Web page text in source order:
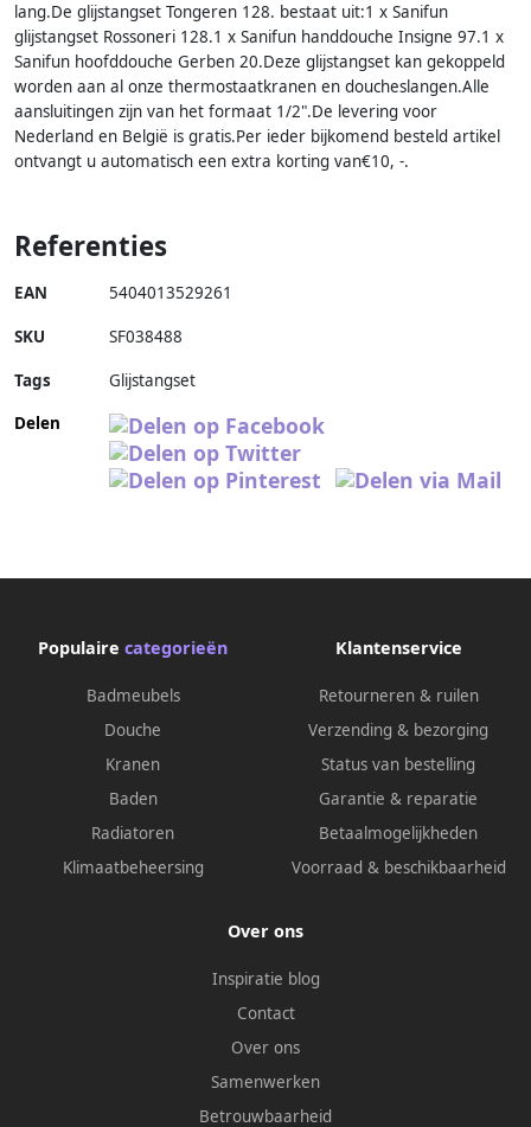
lang.De glijstangset Tongeren 128. bestaat uit:1 x Sanifun
glijstangset Rossoneri 128.1 x Sanifun handdouche Insigne 97.1 x
Sanifun hoofddouche Gerben 20.Deze glijstangset kan gekoppeld
worden aan al onze thermostaatkranen en doucheslangen.Alle
aansluitingen zijn van het formaat 1/2".De levering voor
Nederland en België is gratis.Per ieder bijkomend besteld artikel
ontvangt u automatisch een extra korting van€10, -.
Referenties
EAN 5404013529261
SKU SF038488
Tags
Glijstangset
Delen
Populaire categorieën
Badmeubels
Douche
Kranen
Baden
Radiatoren
Klimaatbeheersing
Klantenservice
Retourneren & ruilen
Verzending & bezorging
Status van bestelling
Garantie & reparatie
Betaalmogelijkheden
Voorraad & beschikbaarheid
Over ons
Inspiratie blog
Contact
Over ons
Samenwerken
Betrouwbaarheid